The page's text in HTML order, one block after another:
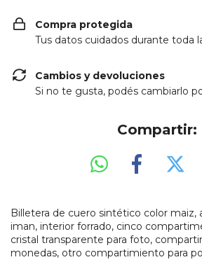
Compra protegida
Tus datos cuidados durante toda
Cambios y devoluciones
Si no te gusta, podés cambiarlo
Compartir:
Billetera de cuero sintético color maiz,
iman, interior forrado, cinco
cristal transparente para foto,
monedas, otro compartimiento para